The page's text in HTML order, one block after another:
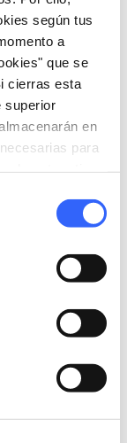
según tus
a
que se
cierras esta
superior
en
para
Pescia
chevron_right
chevron_right
chevron_right